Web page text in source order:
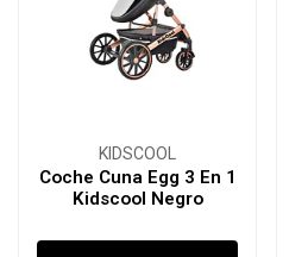
KIDSCOOL
Coche Cuna Egg 3 En 1
Kidscool Negro